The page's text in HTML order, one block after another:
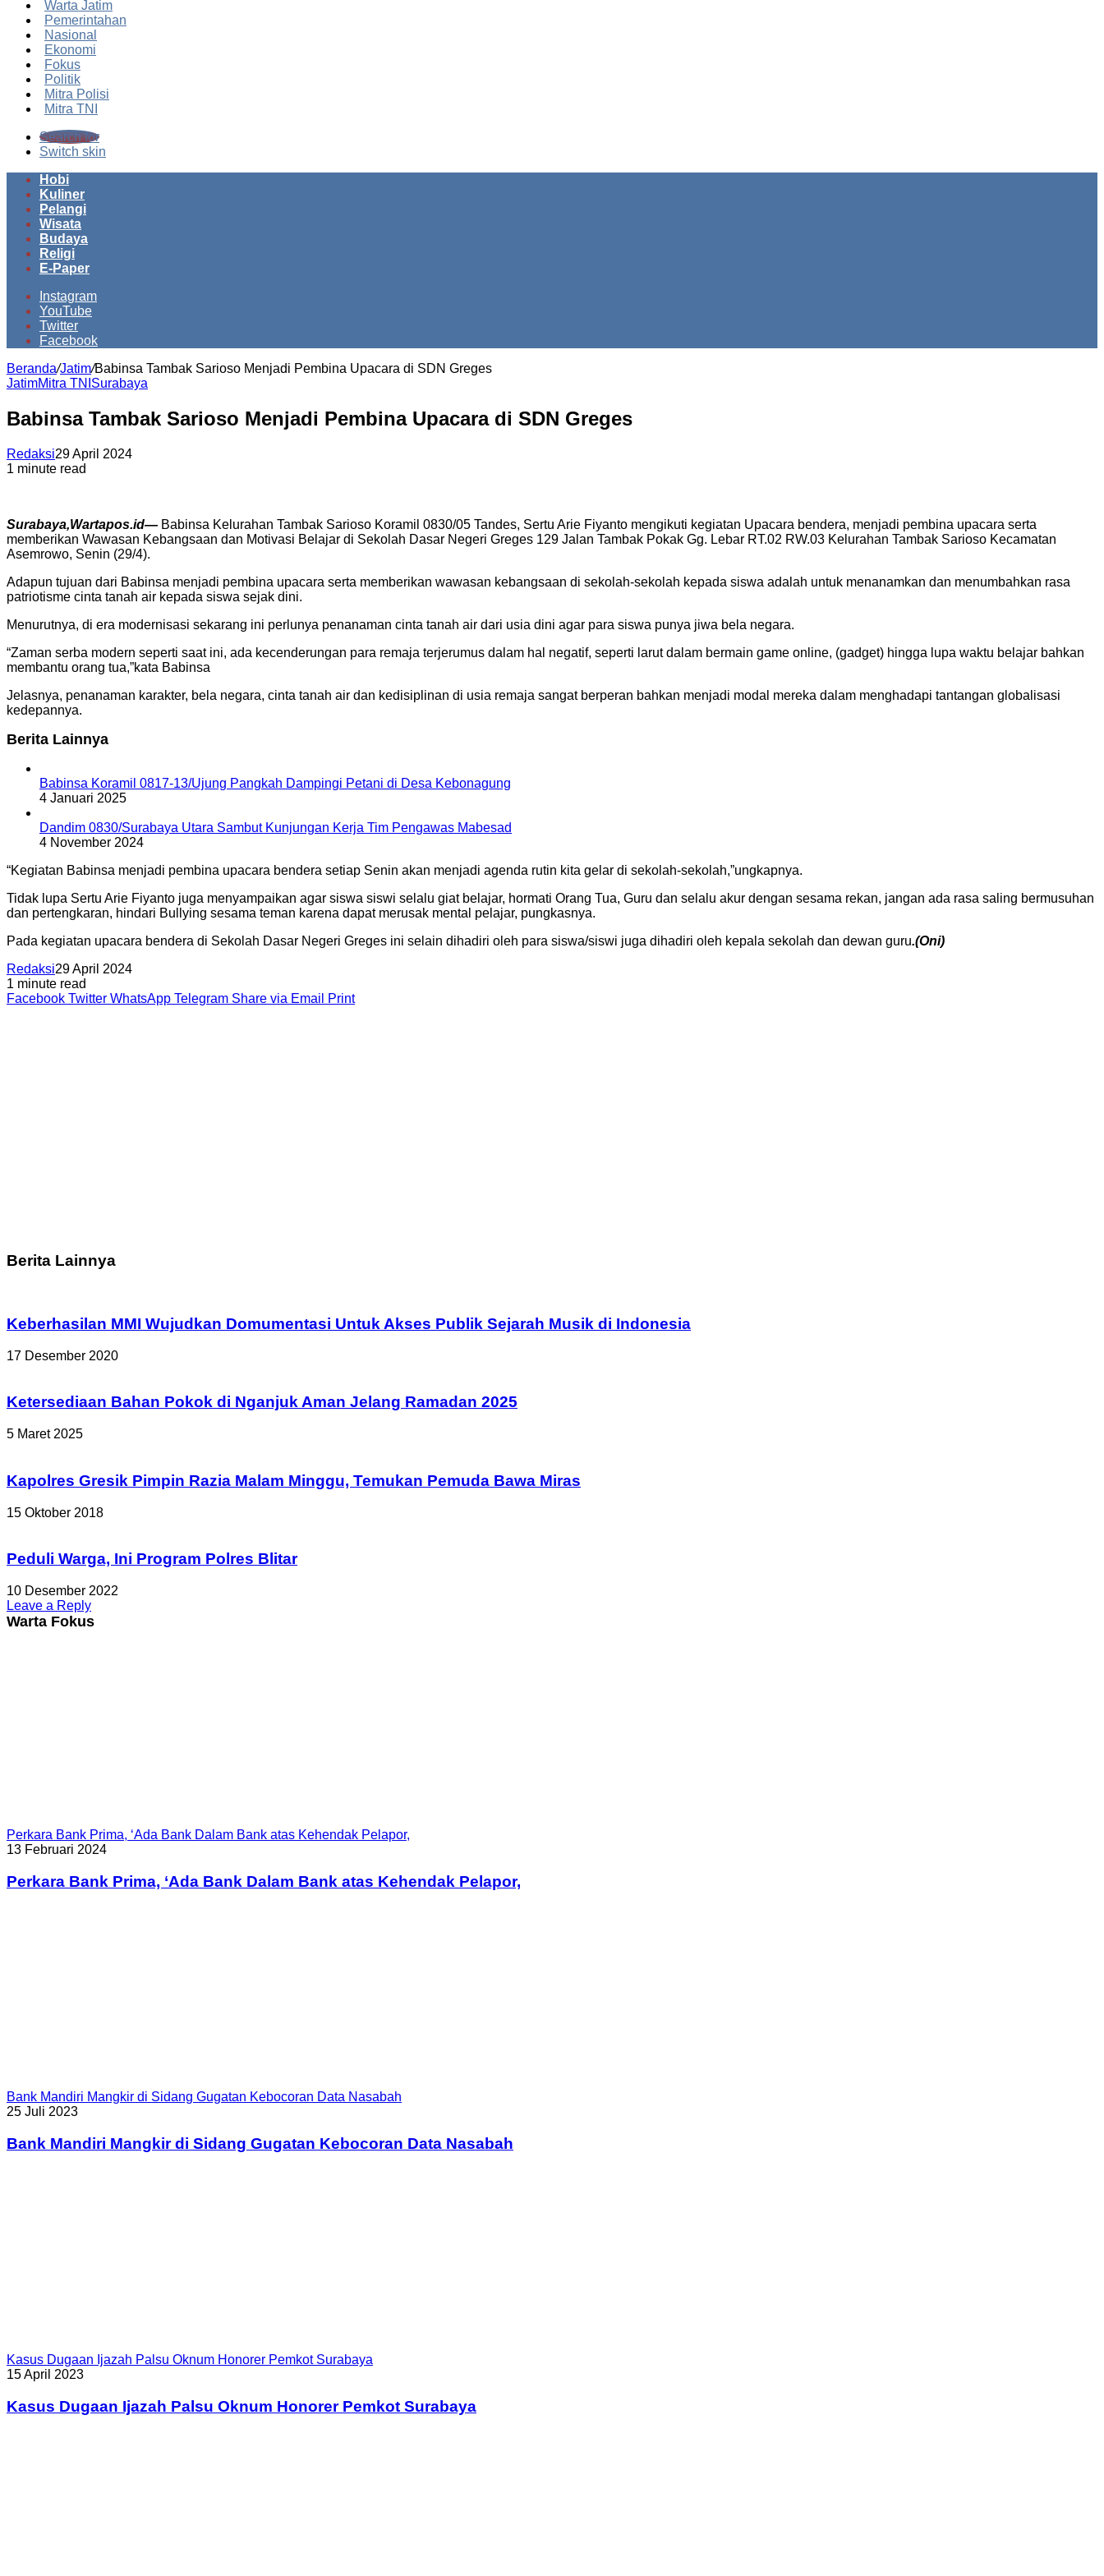
Warta Jatim
Pemerintahan
Nasional
Ekonomi
Fokus
Politik
Mitra Polisi
Mitra TNI
Search for
Switch skin
Hobi
Kuliner
Pelangi
Wisata
Budaya
Religi
E-Paper
Instagram
YouTube
Twitter
Facebook
Beranda/Jatim/Babinsa Tambak Sarioso Menjadi Pembina Upacara di SDN Greges
JatimMitra TNI Surabaya
Babinsa Tambak Sarioso Menjadi Pembina Upacara di SDN Greges
Redaksi29 April 2024
1 minute read
Surabaya,Wartapos.id— Babinsa Kelurahan Tambak Sarioso Koramil 0830/05 Tandes, Sertu Arie Fiyanto mengikuti kegiatan Upacara bendera, menjadi pembina upacara serta
memberikan Wawasan Kebangsaan dan Motivasi Belajar di Sekolah Dasar Negeri Greges 129 Jalan Tambak Pokak Gg. Lebar RT.02 RW.03 Kelurahan Tambak Sarioso Kecamatan
Asemrowo, Senin (29/4).
Adapun tujuan dari Babinsa menjadi pembina upacara serta memberikan wawasan kebangsaan di sekolah-sekolah kepada siswa adalah untuk menanamkan dan menumbahkan rasa
patriotisme cinta tanah air kepada siswa sejak dini.
Menurutnya, di era modernisasi sekarang ini perlunya penanaman cinta tanah air dari usia dini agar para siswa punya jiwa bela negara.
“Zaman serba modern seperti saat ini, ada kecenderungan para remaja terjerumus dalam hal negatif, seperti larut dalam bermain game online, (gadget) hingga lupa waktu belajar bahkan
membantu orang tua,”kata Babinsa
Jelasnya, penanaman karakter, bela negara, cinta tanah air dan kedisiplinan di usia remaja sangat berperan bahkan menjadi modal mereka dalam menghadapi tantangan globalisasi
kedepannya.
Berita Lainnya
Babinsa Koramil 0817-13/Ujung Pangkah Dampingi Petani di Desa Kebonagung
4 Januari 2025
Dandim 0830/Surabaya Utara Sambut Kunjungan Kerja Tim Pengawas Mabesad
4 November 2024
“Kegiatan Babinsa menjadi pembina upacara bendera setiap Senin akan menjadi agenda rutin kita gelar di sekolah-sekolah,”ungkapnya.
Tidak lupa Sertu Arie Fiyanto juga menyampaikan agar siswa siswi selalu giat belajar, hormati Orang Tua, Guru dan selalu akur dengan sesama rekan, jangan ada rasa saling bermusuhan
dan pertengkaran, hindari Bullying sesama teman karena dapat merusak mental pelajar, pungkasnya.
Pada kegiatan upacara bendera di Sekolah Dasar Negeri Greges ini selain dihadiri oleh para siswa/siswi juga dihadiri oleh kepala sekolah dan dewan guru.(Oni)
Redaksi29 April 2024
1 minute read
Facebook Twitter WhatsApp Telegram Share via Email Print
Berita Lainnya
Keberhasilan MMI Wujudkan Domumentasi Untuk Akses Publik Sejarah Musik di Indonesia
17 Desember 2020
Ketersediaan Bahan Pokok di Nganjuk Aman Jelang Ramadan 2025
5 Maret 2025
Kapolres Gresik Pimpin Razia Malam Minggu, Temukan Pemuda Bawa Miras
15 Oktober 2018
Peduli Warga, Ini Program Polres Blitar
10 Desember 2022
Leave a Reply
Warta Fokus
Perkara Bank Prima, ‘Ada Bank Dalam Bank atas Kehendak Pelapor,
13 Februari 2024
Perkara Bank Prima, ‘Ada Bank Dalam Bank atas Kehendak Pelapor,
Bank Mandiri Mangkir di Sidang Gugatan Kebocoran Data Nasabah
25 Juli 2023
Bank Mandiri Mangkir di Sidang Gugatan Kebocoran Data Nasabah
Kasus Dugaan Ijazah Palsu Oknum Honorer Pemkot Surabaya
15 April 2023
Kasus Dugaan Ijazah Palsu Oknum Honorer Pemkot Surabaya